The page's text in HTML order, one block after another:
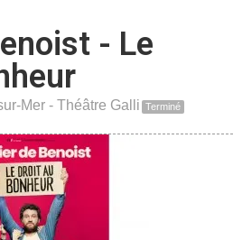
- Le
Mer - Théâtre Galli Terminé